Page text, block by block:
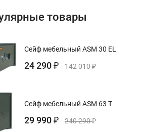
товары
Сейф мебельный ASM 30 EL
24 290 ₽ 142 010₽
Сейф мебельный ASM 63 T
29 990 ₽ 240 290₽